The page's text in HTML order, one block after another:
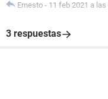
Ernesto - 11 feb 2021 a las
3 respuestas